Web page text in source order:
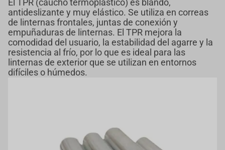
El TPR (caucho termoplástico) es blando,
antideslizante y muy elástico. Se utiliza en correas
de linternas frontales, juntas de conexión y
empuñaduras de linternas. El TPR mejora la
comodidad del usuario, la estabilidad del agarre y la
resistencia al frío, por lo que es ideal para las
linternas de exterior que se utilizan en entornos
difíciles o húmedos.